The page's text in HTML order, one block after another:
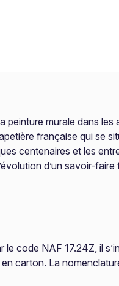
peinture murale dans les
française qui se
centenaires et les
d’un savoir-faire
code NAF 17.24Z, il
carton. La